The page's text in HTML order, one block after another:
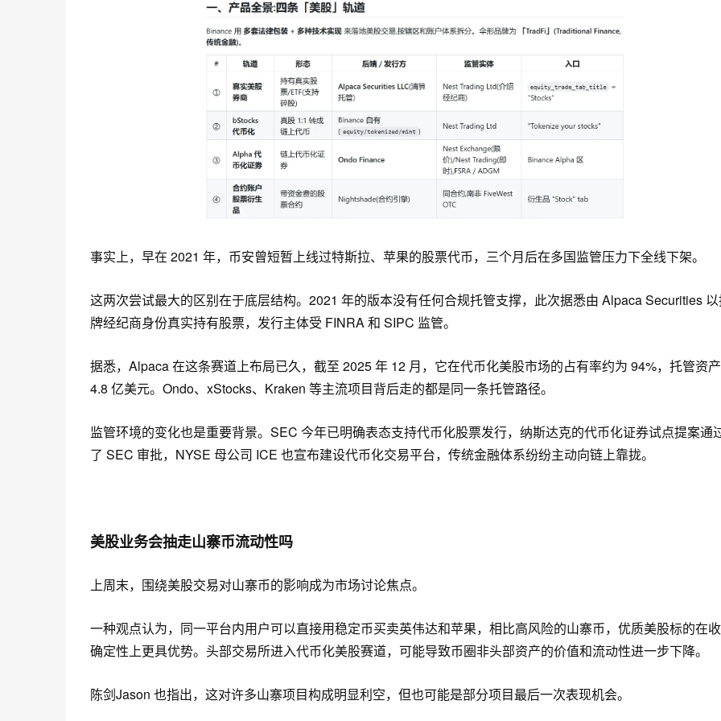
事实上，早在 2021 年，币安曾短暂上线过特斯拉、苹果的股票代币，三个月后在多国监管压力下全线下架。
这两次尝试最大的区别在于底层结构。2021 年的版本没有任何合规托管支撑，此次据悉由 Alpaca Securities
牌经纪商身份真实持有股票，发行主体受 FINRA 和 SIPC 监管。
据悉， Alpaca 在这条赛道上布局已久， 截至 2025 年 12 月，它在代币化美股市场的占有率约为 94%，托管资
4.8 亿美元。Ondo、xStocks、Kraken 等主流项目背后走的都是同一条托管路径。
监管环境的变化也是重要背景。SEC 今年已明确表态支持代币化股票发行，纳斯达克的代币化证券试点提案通
了 SEC 审批，NYSE 母公司 ICE 也宣布建设代币化交易平台，传统金融体系纷纷主动向链上靠拢。
美股业务会抽走山寨币流动性吗
上周末， 围绕美股交易对山寨币的影响成为市场讨论焦点。
一种观点认为， 同一平台内用户可以直接用稳定币买卖英伟达和苹果，相比高风险的山寨币，优质美股标的在
确定性上更具优势。 头部交易所进入代币化美股赛道，可能导致币圈非头部资产的价值和流动性进一步下降。
陈剑Jason 也指出，这对许多山寨项目构成明显利空，但也可能是部分项目最后一次表现机会。